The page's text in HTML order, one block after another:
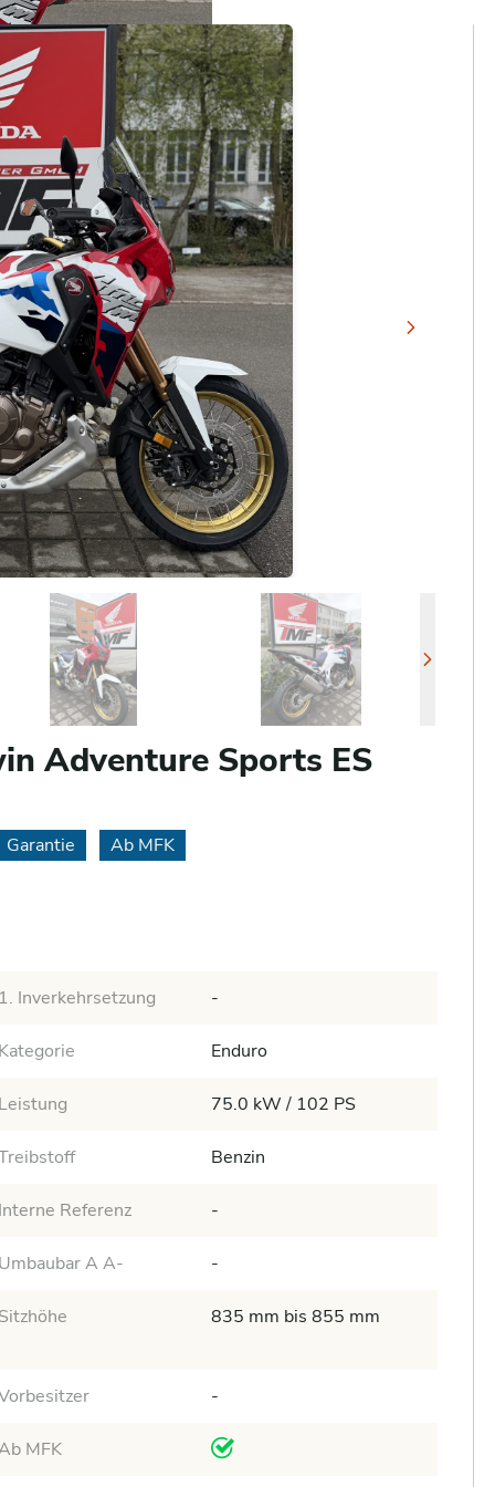
Adventure Sports ES
Garantie Ab MFK
Inverkehrsetzung -
Enduro
75.0 kW / 102 PS
Benzin
Referenz -
A A- -
835 mm bis 855 mm
-
MFK